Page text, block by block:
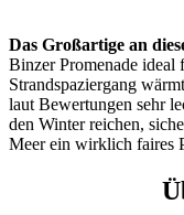
Das Großartige an
Binzer Promenade ideal
Strandspaziergang
laut Bewertungen sehr
den Winter reichen,
Meer ein wirklich faires